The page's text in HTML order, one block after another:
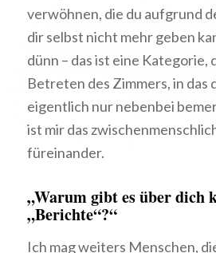
verwöhnen, die du aufgrund
dir selbst nicht mehr geben
dünn – das ist eine Kategorie,
Betreten des Zimmers, in das
eigentlich nur nebenbei
ist mir das
füreinander.
„Warum gibt es über dich
„Berichte“?“
Ich mag weiters Menschen,